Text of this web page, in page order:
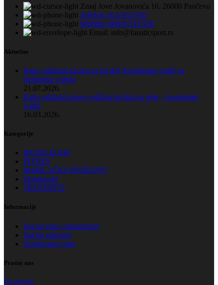
Zmaj Jove Jovanovića 16, 26000 Pančevo
Telefon: 013/332-920
Mobilni: 060/0-332-920
Email: info@fanaticsport.rs
Aktuelno
Kako odabrati kacigu za bicikl? Kompletan vodič za
bezbednu vožnju
21.07.2026.
Kako odabrati pravu veličinu bicikla za dete – kompletan
vodič
16.03.2026.
Kategorije
BICIKLIZAM
FITNES
BORILAČKI SPORTOVI
Skateboard
TROTINETI
Informacije
Povrat robe i reklamacije
Načini plaćanja
Poručivanje robe
Pratite nas
Facebook